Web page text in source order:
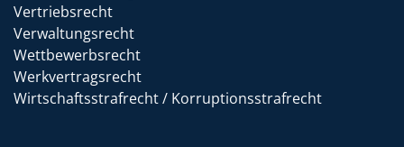
Vertriebsrecht
Verwaltungsrecht
Wettbewerbsrecht
Werkvertragsrecht
Wirtschaftsstrafrecht / Korruptionsstrafrecht